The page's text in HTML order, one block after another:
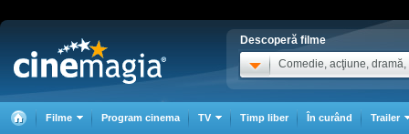
Descoperă filme
Comedie, acţiune, dramă,
Filme Program cinema TV Timp liber În curând Trailer